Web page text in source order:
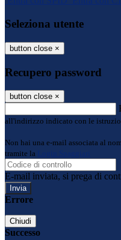
Seleziona utente
button close ×
Recupero password
button close ×
all'indirizzo indicato con le
Non hai una e-mail associata al
tramite la
Login Spaggiari
E-mail inviata, si prega di
Errore
Chiudi
Successo